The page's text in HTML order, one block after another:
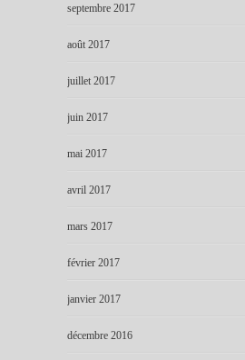
septembre 2017
août 2017
juillet 2017
juin 2017
mai 2017
avril 2017
mars 2017
février 2017
janvier 2017
décembre 2016